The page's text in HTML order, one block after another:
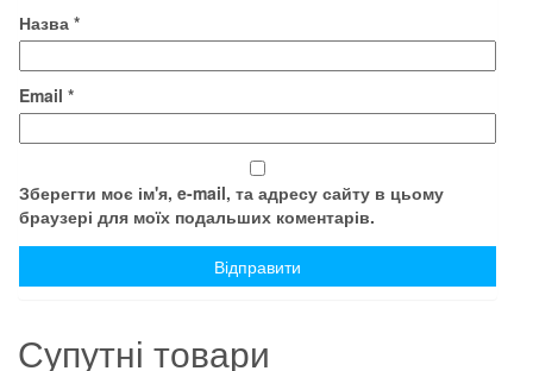
Назва *
Email *
Зберегти моє ім'я, e-mail, та адресу сайту в цьому
браузері для моїх подальших коментарів.
Супутні товари